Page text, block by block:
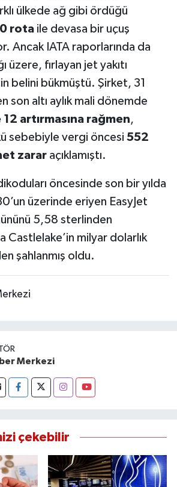
ülkede ağ gibi ördüğü
rotaile devasa bir uçuş
Ancak IATA raporlarında da
üzere, fırlayan jet yakıtı
belini bükmüştü. Şirket, 31
son altı aylık mali dönemde
artırmasına rağmen,
sebebiyle vergi öncesi 552
zararaçıklamıştı.
öncesinde son bir yılda
üzerinde eriyen EasyJet
5,58 sterlinden
Castlelake’in milyar dolarlık
şahlanmış oldu.
Merkezi
çekebilir